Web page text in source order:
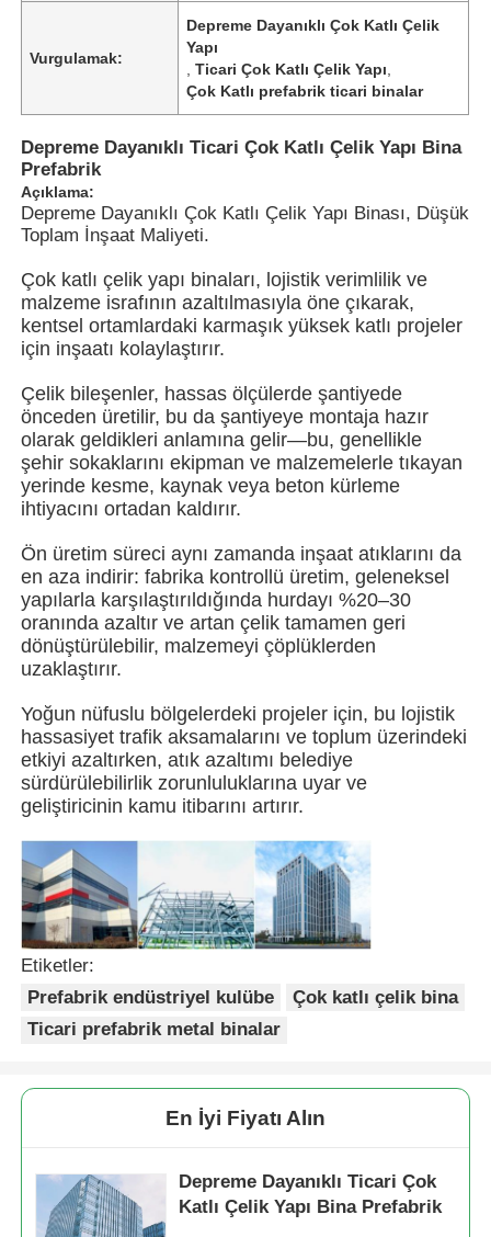
Ana sayfa
Ürünler
VİDEOLAR
Hakkımızda
Fabrika turu
Bize ulaşın
Tüm servis talepleri
Teklif isteği
Çelik yapı binası
Çelik Yapı Atölyesi
Çelik yapı deposu
Vurgulamak:
Depreme Dayanıklı Çok Katlı Çelik
Yapı
,Ticari Çok Katlı Çelik Yapı
Çok Katlı prefabrik ticari binalar
Depreme Dayanıklı Ticari Çok Katlı Çelik Yapı Bina
Prefabrik
Açıklama:
Depreme Dayanıklı Çok Katlı Çelik Yapı Binası, Düşük
Toplam İnşaat Maliyeti.
Çok katlı çelik yapı binaları, lojistik verimlilik ve
malzeme israfının azaltılmasıyla öne çıkarak,
kentsel ortamlardaki karmaşık yüksek katlı projeler
için inşaatı kolaylaştırır.
Çelik bileşenler, hassas ölçülerde şantiyede
önceden üretilir, bu da şantiyeye montaja hazır
olarak geldikleri anlamına gelir—bu, genellikle
şehir sokaklarını ekipman ve malzemelerle tıkayan
yerinde kesme, kaynak veya beton kürleme
ihtiyacını ortadan kaldırır.
Ön üretim süreci aynı zamanda inşaat atıklarını da
en aza indirir: fabrika kontrollü üretim, geleneksel
yapılarla karşılaştırıldığında hurdayı %20–30
oranında azaltır ve artan çelik tamamen geri
dönüştürülebilir, malzemeyi çöplüklerden
uzaklaştırır.
Yoğun nüfuslu bölgelerdeki projeler için, bu lojistik
hassasiyet trafik aksamalarını ve toplum üzerindeki
etkiyi azaltırken, atık azaltımı belediye
sürdürülebilirlik zorunluluklarına uyar ve
geliştiricinin kamu itibarını artırır.
Etiketler:
Prefabrik endüstriyel kulübe
Çok katlı çelik bina
Ticari prefabrik metal binalar
En İyi Fiyatı Alın
Depreme Dayanıklı Ticari Çok
Katlı Çelik Yapı Bina Prefabrik